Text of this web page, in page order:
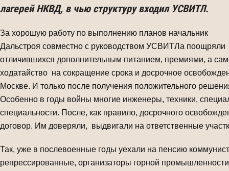
лагерей НКВД, в чью структуру входил УСВИТЛ.
За хорошую работу по выполнению планов начальник
Дальстроя совместно с руководством УСВИТЛа поощряли
отличившихся дополнительным питанием, премиями, а
ходатайство на сокращение срока и досрочное
Москве. И только после получения положительного
Особенно в годы войны многие инженеры, техники,
специальности. После, как правило, досрочного
договор. Им доверяли, выдвигали на ответственные
Так, уже в послевоенные годы уехали на пенсию
репрессированные, организаторы горной